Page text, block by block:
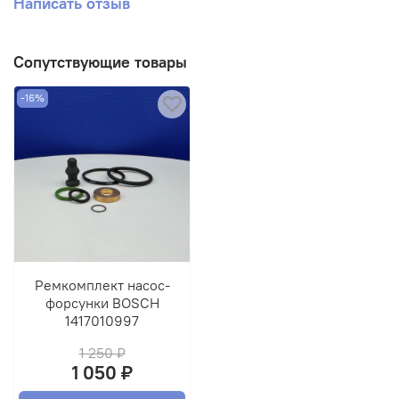
Сопутствующие товары
-16%
Ремкомплект насос-
форсунки BOSCH
1417010997
1 250 ₽
1 050 ₽